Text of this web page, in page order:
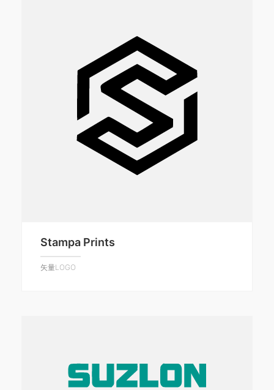
Stampa Prints
矢量LOGO